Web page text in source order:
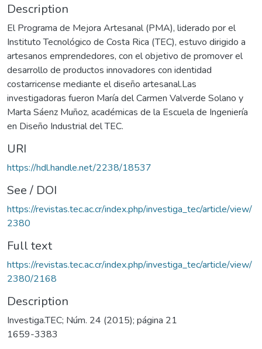
Description
El Programa de Mejora Artesanal (PMA), liderado por el
Instituto Tecnológico de Costa Rica (TEC), estuvo dirigido a
artesanos emprendedores, con el objetivo de promover el
desarrollo de productos innovadores con identidad
costarricense mediante el diseño artesanal.Las
investigadoras fueron María del Carmen Valverde Solano y
Marta Sáenz Muñoz, académicas de la Escuela de Ingeniería
en Diseño Industrial del TEC.
URI
https://hdl.handle.net/2238/18537
See / DOI
https://revistas.tec.ac.cr/index.php/investiga_tec/article/view/
2380
Full text
https://revistas.tec.ac.cr/index.php/investiga_tec/article/view/
2380/2168
Description
Investiga.TEC; Núm. 24 (2015); página 21
1659-3383